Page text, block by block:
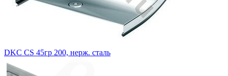
DKC CS 45гр 200, нерж. сталь